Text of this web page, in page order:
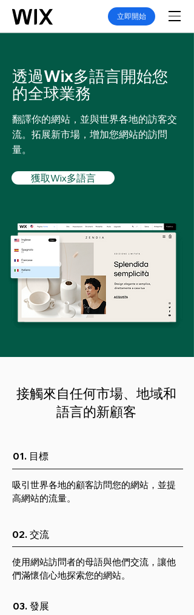
立即開始
透過Wix多語言開始您
的全球業務
翻譯你的網站，並與世界各地的訪客交
流。拓展新市場，增加您網站的訪問
量。
獲取Wix多語言
01. 目標
吸引世界各地的顧客訪問您的網站，並提
高網站的流量。
接觸來自任何市場、地域和
語言的新顧客
02. 交流
使用網站訪問者的母語與他們交流，讓他
們滿懷信心地探索您的網站。
03. 發展